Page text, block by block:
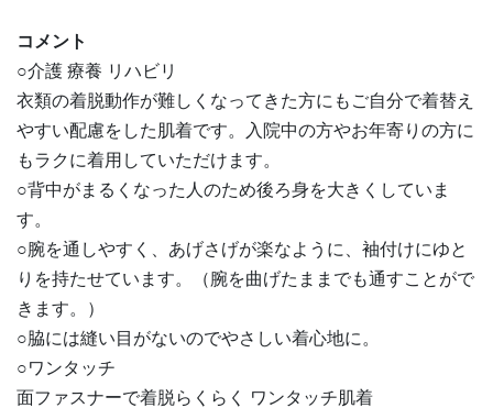
コメント
○介護 療養 リハビリ
衣類の着脱動作が難しくなってきた方にもご自分で着替え
やすい配慮をした肌着です。入院中の方やお年寄りの方に
もラクに着用していただけます。
○背中がまるくなった人のため後ろ身を大きくしていま
す。
○腕を通しやすく、あげさげが楽なように、袖付けにゆと
りを持たせています。（腕を曲げたままでも通すことがで
きます。）
○脇には縫い目がないのでやさしい着心地に。
○ワンタッチ
面ファスナーで着脱らくらく ワンタッチ肌着